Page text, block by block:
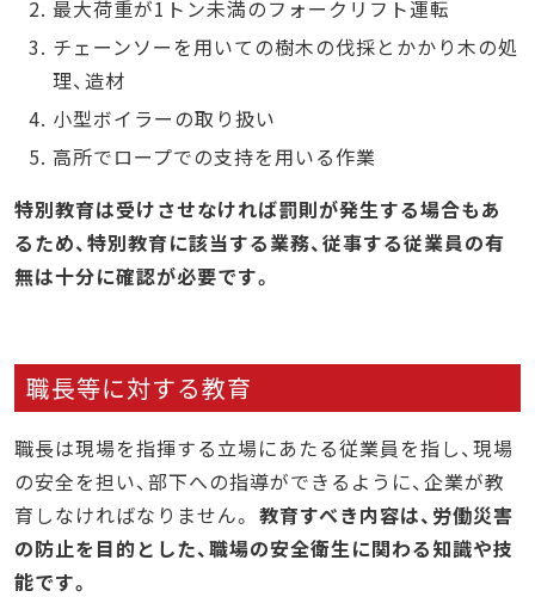
最大荷重が1トン未満のフォークリフト運転
チェーンソーを用いての樹木の伐採とかかり木の処
理、造材
小型ボイラーの取り扱い
高所でロープでの支持を用いる作業
特別教育は受けさせなければ罰則が発生する場合もあ
るため、特別教育に該当する業務、従事する従業員の有
無は十分に確認が必要です。
職長等に対する教育
職長は現場を指揮する立場にあたる従業員を指し、現場
の安全を担い、部下への指導ができるように、企業が教
育しなければなりません。 教育すべき内容は、労働災害
の防止を目的とした、職場の安全衛生に関わる知識や技
能です。